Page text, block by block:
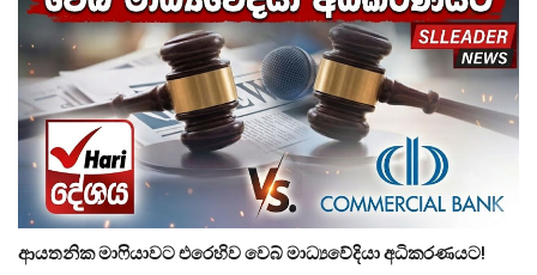
ආයතනික මාෆියාවට එරෙහිව වෙබ් මාධ්‍යවේදියා අධිකරණයට!